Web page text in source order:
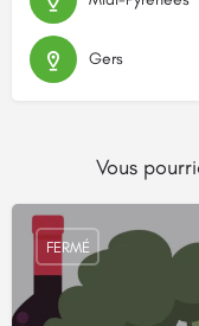
Gers
Vous
FERMÉ